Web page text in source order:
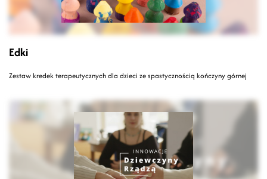
Edki
Zestaw kredek terapeutycznych dla dzieci ze spastycznością kończyny górnej